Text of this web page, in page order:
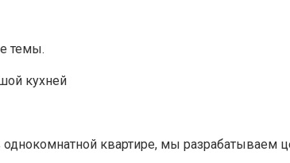
темы.
однокомнатной квартире, мы